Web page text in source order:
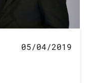
05/04/2019